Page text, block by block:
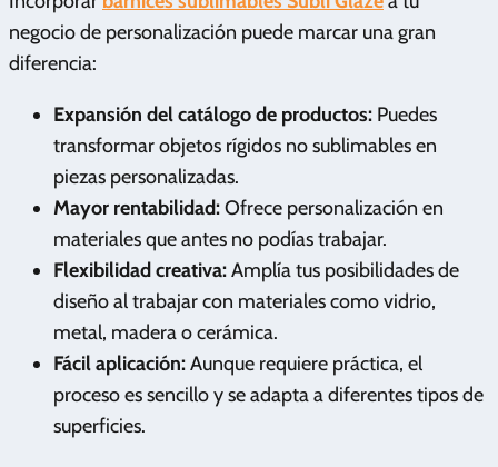
negocio de personalización puede marcar una gran
diferencia:
Expansión del catálogo de productos: Puedes
transformar objetos rígidos no sublimables en
piezas personalizadas.
Mayor rentabilidad:Ofrece personalización en
materiales que antes no podías trabajar.
Flexibilidad creativa:Amplía tus posibilidades de
diseño al trabajar con materiales como vidrio,
metal, madera o cerámica.
Fácil aplicación:Aunque requiere práctica, el
proceso es sencillo y se adapta a diferentes tipos de
superficies.